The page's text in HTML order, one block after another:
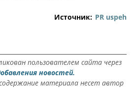
Источник: PR uspeh
пользователем сайта через
новостей.
материала несет автор